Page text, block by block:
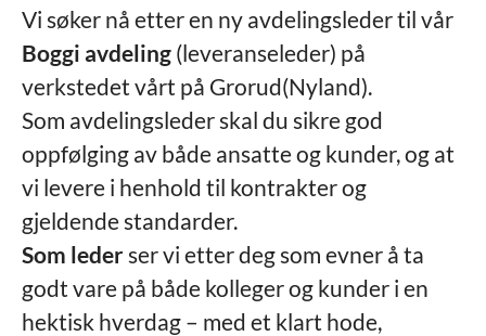
Vi søker nå etter en ny avdelingsleder til vår
Boggi avdeling (leveranseleder) på
verkstedet vårt på Grorud(Nyland).
Som avdelingsleder skal du sikre god
oppfølging av både ansatte og kunder, og at
vi levere i henhold til kontrakter og
gjeldende standarder.
Som lederser vi etter deg som evner å ta
godt vare på både kolleger og kunder i en
hektisk hverdag – med et klart hode,